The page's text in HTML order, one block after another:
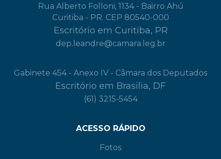
Rua Alberto Folloni, 1134 - Bairro Ahú
Curitiba - PR. CEP 80540-000
Escritório em Curitiba, PR
dep.leandre@camara.leg.br
Gabinete 454 - Anexo IV - Câmara dos Deputados
Escritório em Brasilia, DF
(61) 3215-5454
ACESSO RÁPIDO
Fotos